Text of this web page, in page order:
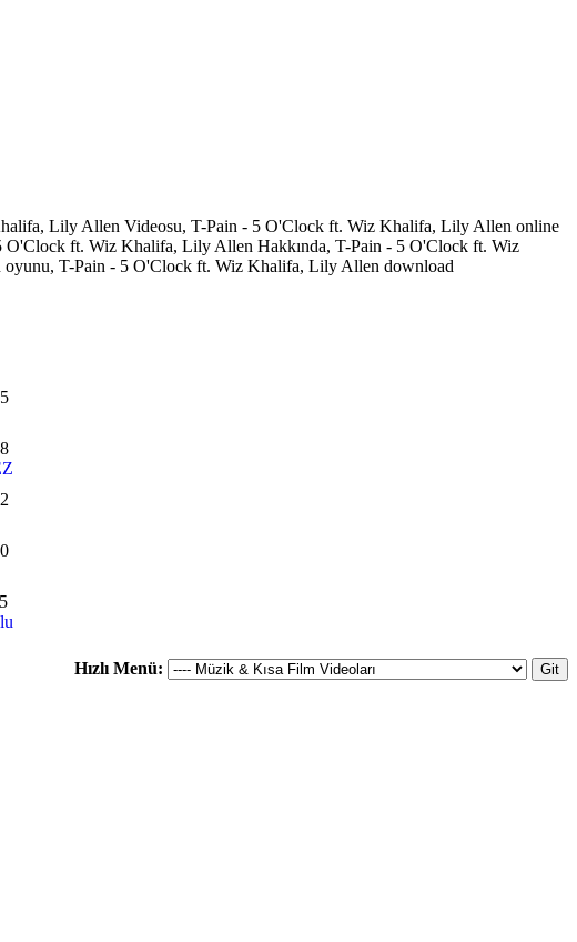
Lily Allen Videosu, T-Pain - 5 O'Clock ft. Wiz Khalifa, Lily Allen online
ft. Wiz Khalifa, Lily Allen Hakkında, T-Pain - 5 O'Clock ft. Wiz
T-Pain - 5 O'Clock ft. Wiz Khalifa, Lily Allen download
Hızlı Menü: